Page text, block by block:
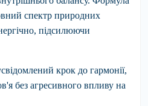
спектр природних
підсилюючи
крок до гармонії,
без агресивного впливу на